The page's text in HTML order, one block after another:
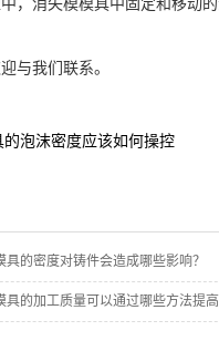
与我们联系。
的泡沫密度应该如何操控
具的密度对铸件会造成哪些影响？
具的加工质量可以通过哪些方法提高